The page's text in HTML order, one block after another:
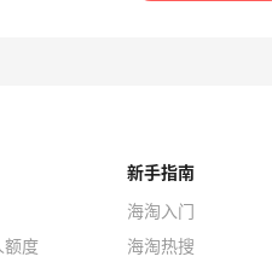
额度
新手指南
海淘入门
海淘热搜